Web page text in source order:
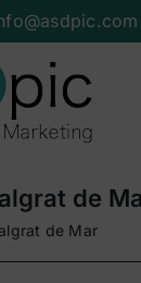
de
de Mar